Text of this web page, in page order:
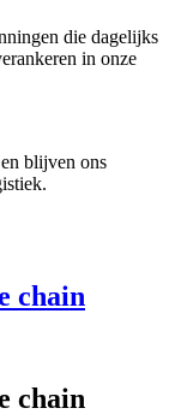
die dagelijks
in onze
blijven ons
chain
chain